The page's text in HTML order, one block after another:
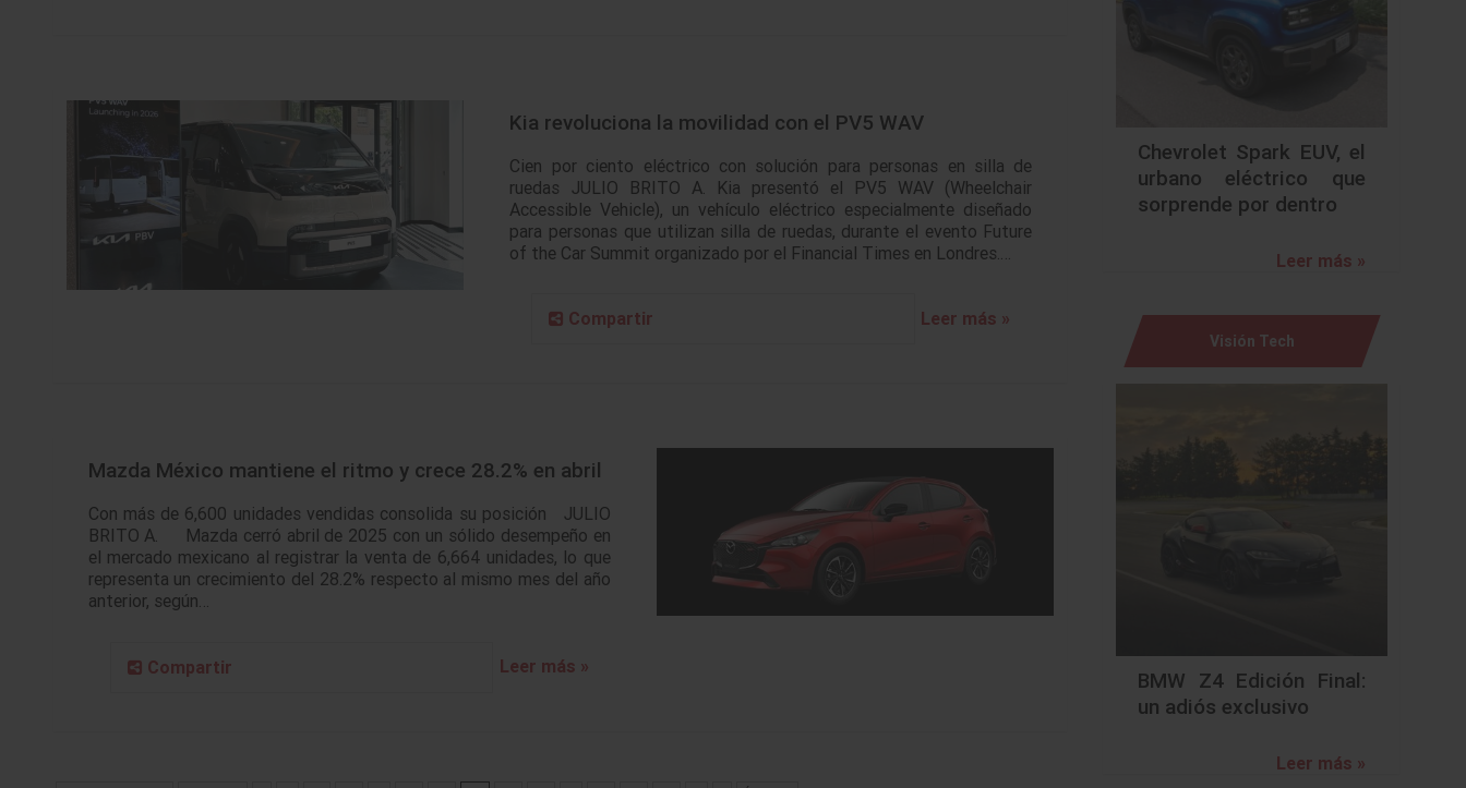
Kia revoluciona la movilidad con el PV5 WAV
Cien por ciento eléctrico con solución para personas en silla de
ruedas JULIO BRITO A. Kia presentó el PV5 WAV (Wheelchair
Accessible Vehicle), un vehículo eléctrico especialmente diseñado
para personas que utilizan silla de ruedas, durante el evento Future
of the Car Summit organizado por el Financial Times en Londres.…
Compartir Leer más »
Mazda México mantiene el ritmo y crece 28.2% en abril
Con más de 6,600 unidades vendidas consolida su posición JULIO
BRITO A. Mazda cerró abril de 2025 con un sólido desempeño en
el mercado mexicano al registrar la venta de 6,664 unidades, lo que
representa un crecimiento del 28.2% respecto al mismo mes del año
anterior, según…
Compartir Leer más »
Chevrolet Spark EUV, el
urbano eléctrico que
sorprende por dentro
Leer más »
Visión Tech
BMW Z4 Edición Final:
un adiós exclusivo
Leer más »